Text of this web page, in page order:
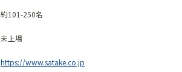
約101-250名
未上場
https://www.satake.co.jp